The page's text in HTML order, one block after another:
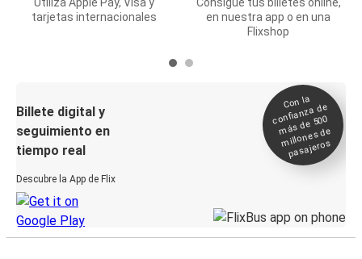
tarjetas internacionales
en nuestra app o en una
Flixshop
Billete digital y
seguimiento en
tiempo real
Descubre la App de Flix
Con la
confianza de
más de 500
millones de
pasajeros